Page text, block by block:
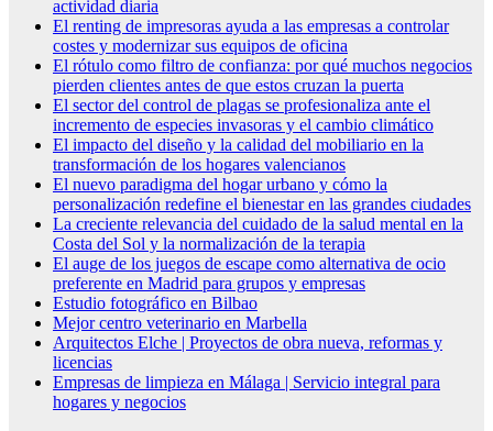
actividad diaria
El renting de impresoras ayuda a las empresas a controlar
costes y modernizar sus equipos de oficina
El rótulo como filtro de confianza: por qué muchos negocios
pierden clientes antes de que estos cruzan la puerta
El sector del control de plagas se profesionaliza ante el
incremento de especies invasoras y el cambio climático
El impacto del diseño y la calidad del mobiliario en la
transformación de los hogares valencianos
El nuevo paradigma del hogar urbano y cómo la
personalización redefine el bienestar en las grandes ciudades
La creciente relevancia del cuidado de la salud mental en la
Costa del Sol y la normalización de la terapia
El auge de los juegos de escape como alternativa de ocio
preferente en Madrid para grupos y empresas
Estudio fotográfico en Bilbao
Mejor centro veterinario en Marbella
Arquitectos Elche | Proyectos de obra nueva, reformas y
licencias
Empresas de limpieza en Málaga | Servicio integral para
hogares y negocios